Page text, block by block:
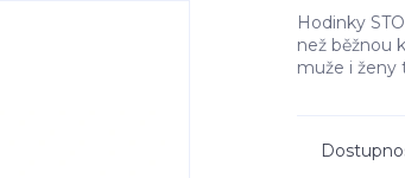
Hodinky
než běžnou
muže i ženy